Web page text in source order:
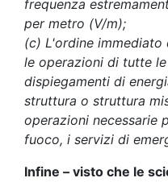
frequenza
per metro (V/m);
(c) L'ordine
le operazioni di tutte
dispiegamenti di
struttura o struttura
operazioni necessarie
fuoco, i servizi di
Infine – visto che le